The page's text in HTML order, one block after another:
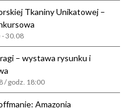
Tkaniny Unikatowej –
- 30.08
– wystawa rysunku i
/ godz. 18:00
Amazonia